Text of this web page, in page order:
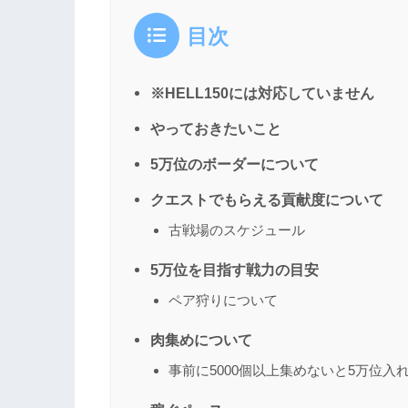
目次
※HELL150には対応していません
やっておきたいこと
5万位のボーダーについて
クエストでもらえる貢献度について
古戦場のスケジュール
5万位を目指す戦力の目安
ペア狩りについて
肉集めについて
事前に5000個以上集めないと5万位入